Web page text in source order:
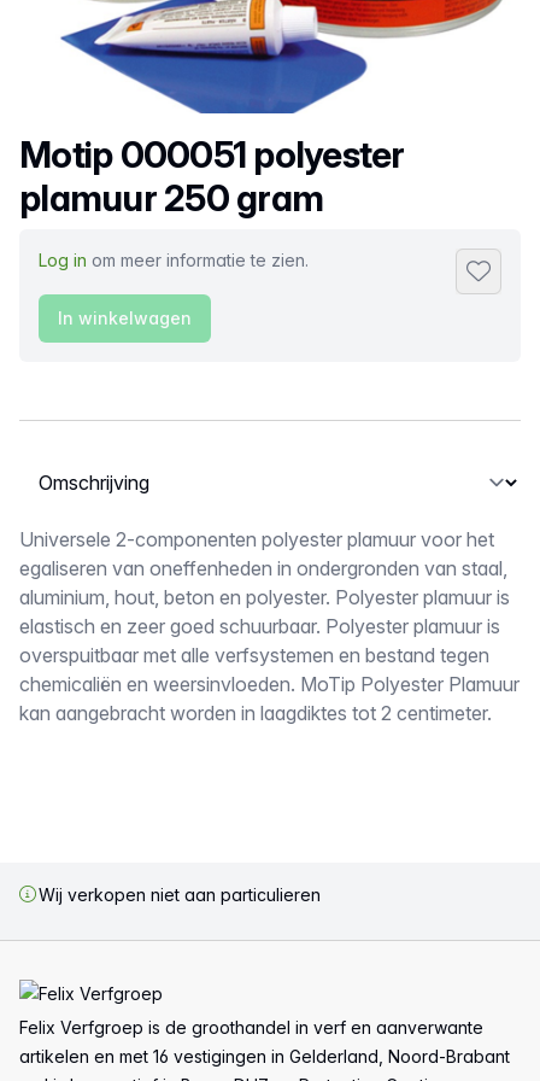
Productnaam
Motip 000051 polyester
plamuur 250 gram
Log in om meer informatie te zien.
In winkelwagen
Selecteer een tabblad
Omschrijving
Universele 2-componenten polyester plamuur voor het
egaliseren van oneffenheden in ondergronden van staal,
aluminium, hout, beton en polyester. Polyester plamuur is
elastisch en zeer goed schuurbaar. Polyester plamuur is
overspuitbaar met alle verfsystemen en bestand tegen
chemicaliën en weersinvloeden. MoTip Polyester Plamuur
kan aangebracht worden in laagdiktes tot 2 centimeter.
Wij verkopen niet aan particulieren
Felix Verfgroep is de groothandel in verf en aanverwante
artikelen en met 16 vestigingen in Gelderland, Noord-Brabant